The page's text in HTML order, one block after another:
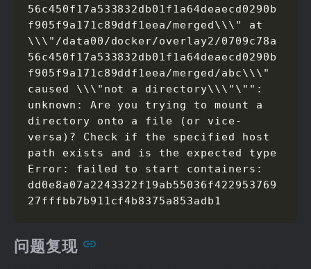
56c450f17a533832db01f1a64deaecd0290b
f905f9a171c89ddf1eea/merged\\\" at
\\\"/data00/docker/overlay2/0709c78a
56c450f17a533832db01f1a64deaecd0290b
f905f9a171c89ddf1eea/merged/abc\\\"
caused \\\"not a directory\\\"\"":
unknown: Are you trying to mount a
directory onto a file (or vice-
versa)? Check if the specified host
path exists and is the expected type
Error: failed to start containers:
dd0e8a07a2243322f19ab55036f422953769
27fffbb7b911cf4b8375a853adb1
问题复现